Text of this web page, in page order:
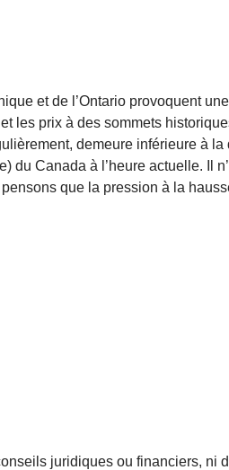
et de l’Ontario provoquent
les prix à des sommets
demeure inférieure à
Canada à l’heure actuelle. Il
que la pression à la
juridiques ou financiers, ni